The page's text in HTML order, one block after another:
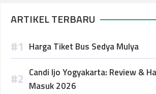
ARTIKEL TERBARU
Harga Tiket Bus Sedya Mulya
Candi Ijo Yogyakarta: Review &
Masuk 2026